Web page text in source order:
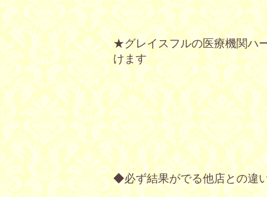
★グレイスフルの医療機関ハ
けます
◆必ず結果がでる他店との違